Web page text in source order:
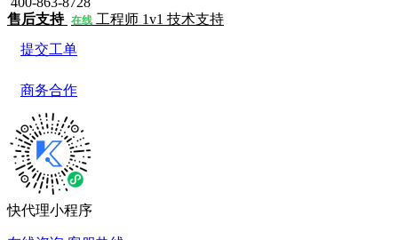
售后支持 在线 工程师 1v1 技术支持
提交工单
商务合作
快代理小程序